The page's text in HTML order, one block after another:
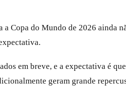
Copa do Mundo de 2026 ainda
em breve, e a expectativa é
geram grande